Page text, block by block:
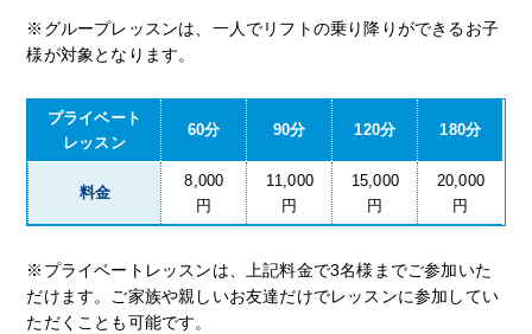
※グループレッスンは、一人でリフトの乗り降りができるお子
様が対象となります。
プライベート
レッスン
60分 90分 120分 180分
料金
8,000
円
11,000
円
15,000
円
20,000
円
※プライベートレッスンは、上記料金で3名様までご参加いた
だけます。ご家族や親しいお友達だけでレッスンに参加してい
ただくことも可能です。